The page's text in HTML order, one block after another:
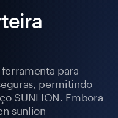
para
permitindo
SUNLION. Embora
sunlion